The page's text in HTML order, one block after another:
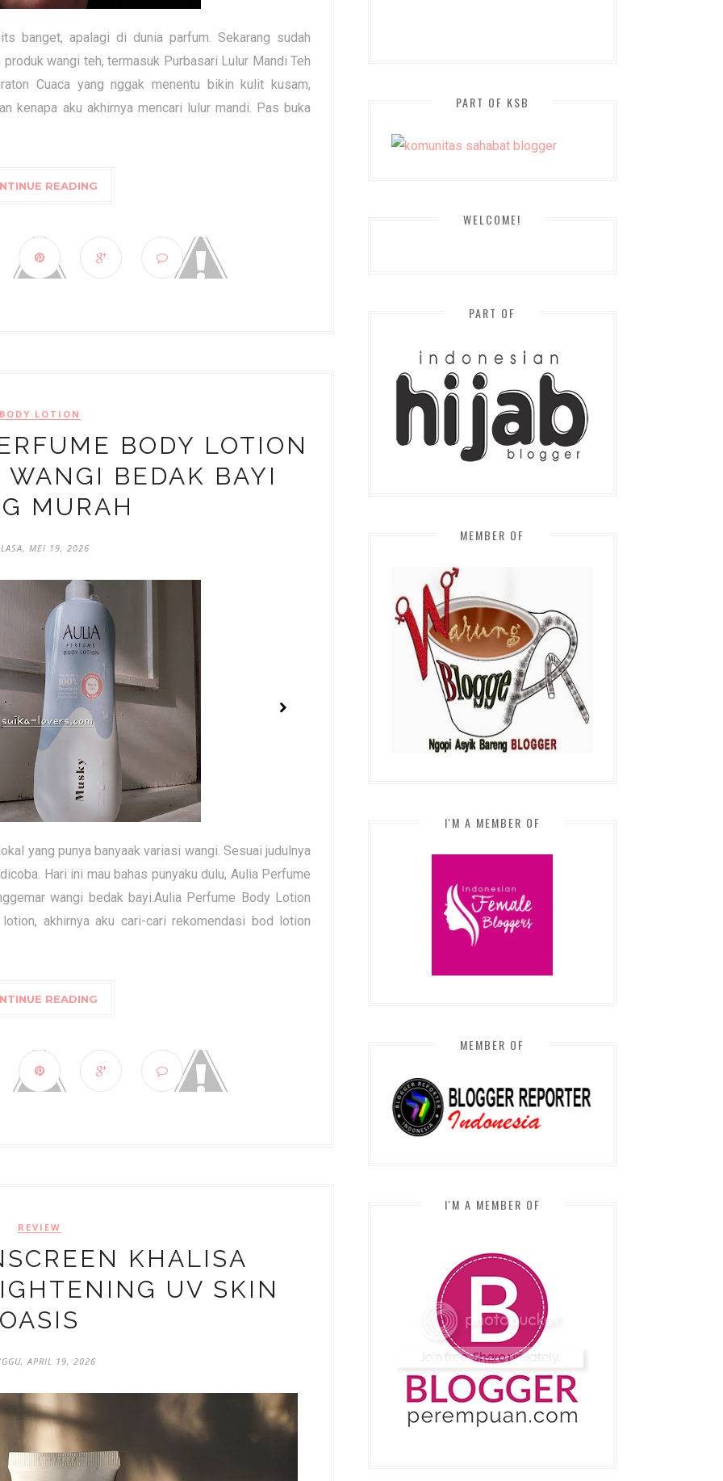
banget, apalagi di dunia parfum. Sekarang sudah
wangi teh, termasuk Purbasari Lulur Mandi Teh
Cuaca yang nggak menentu bikin kulit kusam,
kenapa aku akhirnya mencari lulur mandi. Pas buka
READING
LOTION
BODY LOTION
BEDAK BAYI
MURAH
MEI 19, 2026
yang punya banyaak variasi wangi. Sesuai judulnya
Hari ini mau bahas punyaku dulu, Aulia Perfume
wangi bedak bayi.Aulia Perfume Body Lotion
akhirnya aku cari-cari rekomendasi bod lotion
READING
REVIEW
KHALISA
UV SKIN
OASIS
APRIL 19, 2026
PART OF KSB
WELCOME!
PART OF
MEMBER OF
I'M A MEMBER OF
MEMBER OF
I'M A MEMBER OF